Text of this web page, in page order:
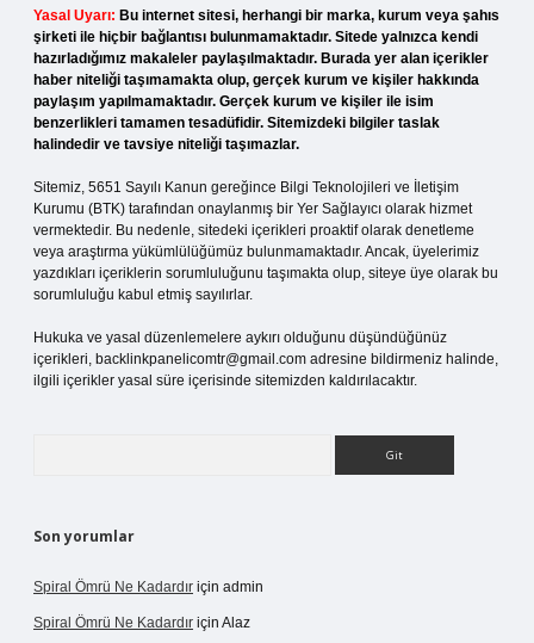
Yasal Uyarı: Bu internet sitesi, herhangi bir marka, kurum veya şahıs
şirketi ile hiçbir bağlantısı bulunmamaktadır. Sitede yalnızca kendi
hazırladığımız makaleler paylaşılmaktadır. Burada yer alan içerikler
haber niteliği taşımamakta olup, gerçek kurum ve kişiler hakkında
paylaşım yapılmamaktadır. Gerçek kurum ve kişiler ile isim
benzerlikleri tamamen tesadüfidir. Sitemizdeki bilgiler taslak
halindedir ve tavsiye niteliği taşımazlar.
Sitemiz, 5651 Sayılı Kanun gereğince Bilgi Teknolojileri ve İletişim
Kurumu (BTK) tarafından onaylanmış bir Yer Sağlayıcı olarak hizmet
vermektedir. Bu nedenle, sitedeki içerikleri proaktif olarak denetleme
veya araştırma yükümlülüğümüz bulunmamaktadır. Ancak, üyelerimiz
yazdıkları içeriklerin sorumluluğunu taşımakta olup, siteye üye olarak bu
sorumluluğu kabul etmiş sayılırlar.
Hukuka ve yasal düzenlemelere aykırı olduğunu düşündüğünüz
içerikleri, backlinkpanelicomtr@gmail.com adresine bildirmeniz halinde,
ilgili içerikler yasal süre içerisinde sitemizden kaldırılacaktır.
Son yorumlar
Spiral Ömrü Ne Kadardır için admin
Spiral Ömrü Ne Kadardır için Alaz